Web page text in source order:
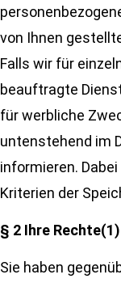
von Ihnen
Falls wir für
beauftragte
für werbliche
untenstehend im
informieren.
Kriterien der
§ 2 Ihre Rechte(1)
Sie haben